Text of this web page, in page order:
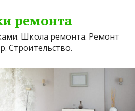
ремонта
Школа ремонта. Ремонт
Строительство.